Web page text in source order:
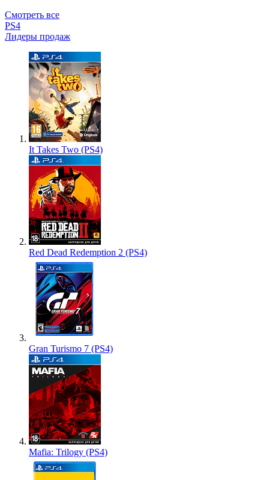
Смотреть все
PS4
Лидеры продаж
It Takes Two (PS4)
Red Dead Redemption 2 (PS4)
Gran Turismo 7 (PS4)
Mafia: Trilogy (PS4)